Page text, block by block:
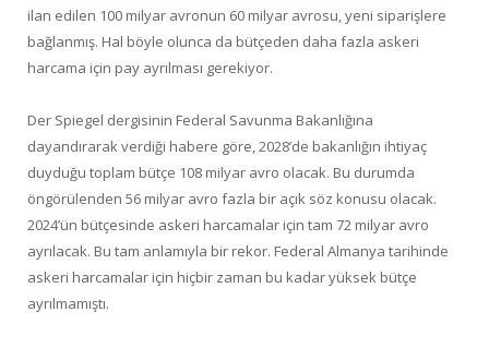
ilan edilen 100 milyar avronun 60 milyar avrosu, yeni siparişlere
bağlanmış. Hal böyle olunca da bütçeden daha fazla askeri
harcama için pay ayrılması gerekiyor.
Der Spiegel dergisinin Federal Savunma Bakanlığına
dayandırarak verdiği habere göre, 2028’de bakanlığın ihtiyaç
duyduğu toplam bütçe 108 milyar avro olacak. Bu durumda
öngörülenden 56 milyar avro fazla bir açık söz konusu olacak.
2024’ün bütçesinde askeri harcamalar için tam 72 milyar avro
ayrılacak. Bu tam anlamıyla bir rekor. Federal Almanya tarihinde
askeri harcamalar için hiçbir zaman bu kadar yüksek bütçe
ayrılmamıştı.